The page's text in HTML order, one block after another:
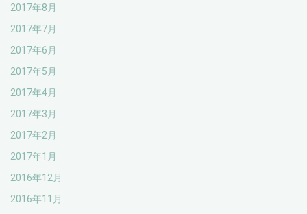
2017年8月
2017年7月
2017年6月
2017年5月
2017年4月
2017年3月
2017年2月
2017年1月
2016年12月
2016年11月